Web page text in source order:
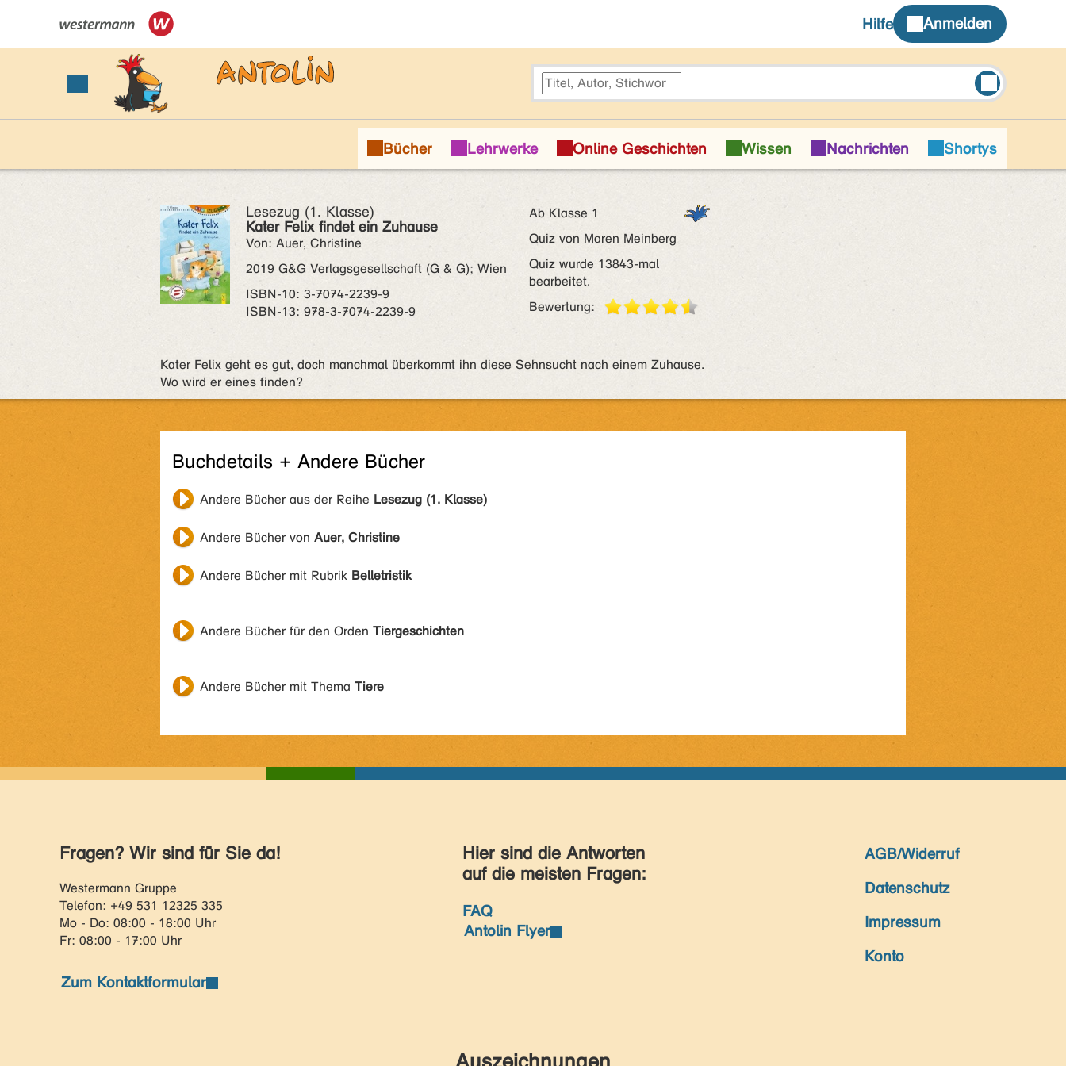
Lesezug (1. Klasse)
Kater Felix findet ein Zuhause
Von: Auer, Christine
2019 G&G Verlagsgesellschaft (G & G); Wien
ISBN‑10: 3-7074-2239-9
ISBN‑13: 978-3-7074-2239-9
Ab Klasse 1
Quiz von Maren Meinberg
Quiz wurde 13843-mal
bearbeitet.
Bewertung:
Kater Felix geht es gut, doch manchmal überkommt ihn diese Sehnsucht nach einem Zuhause.
Wo wird er eines finden?
Buchdetails + Andere Bücher
Andere Bücher aus der Reihe Lesezug (1. Klasse)
Andere Bücher von Auer, Christine
Andere Bücher mit Rubrik Belletristik
Andere Bücher für den Orden Tiergeschichten
Andere Bücher mit Thema Tiere